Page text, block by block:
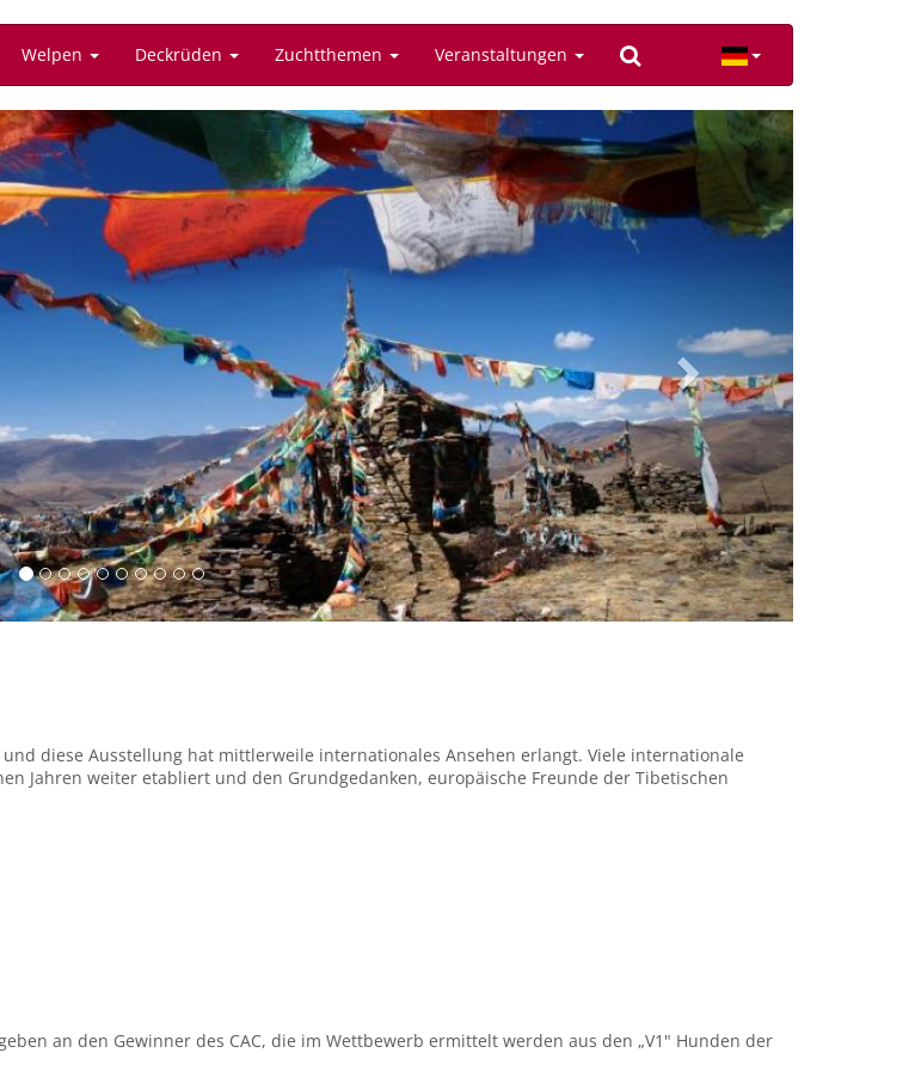
Welpen Deckrüden Zuchtthemen Veranstaltungen
Next
und diese Ausstellung hat mittlerweile internationales Ansehen erlangt. Viele internationale
Jahren weiter etabliert und den Grundgedanken, europäische Freunde der Tibetischen
an den Gewinner des CAC, die im Wettbewerb ermittelt werden aus den „V1" Hunden der